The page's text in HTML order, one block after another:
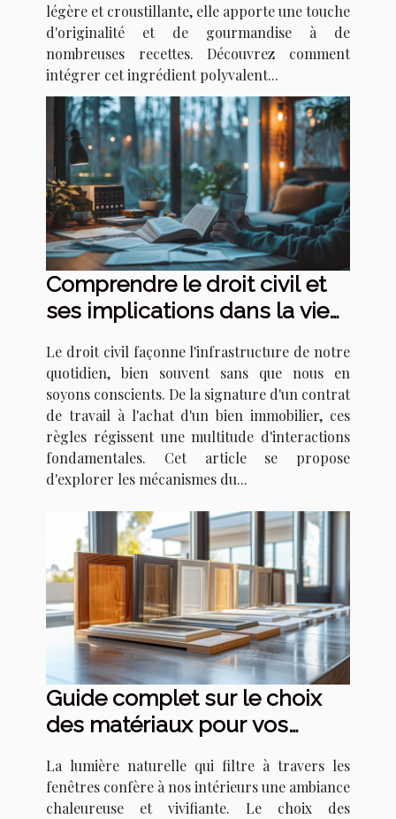
légère et croustillante, elle apporte une touche
d'originalité et de gourmandise à de
nombreuses recettes. Découvrez comment
intégrer cet ingrédient polyvalent...
Comprendre le droit civil et
ses implications dans la vie
Le droit civil façonne l'infrastructure de notre
quotidien, bien souvent sans que nous en
soyons conscients. De la signature d'un contrat
de travail à l'achat d'un bien immobilier, ces
règles régissent une multitude d'interactions
fondamentales. Cet article se propose
d'explorer les mécanismes du...
Guide complet sur le choix
des matériaux pour vos
La lumière naturelle qui filtre à travers les
fenêtres confère à nos intérieurs une ambiance
chaleureuse et vivifiante. Le choix des